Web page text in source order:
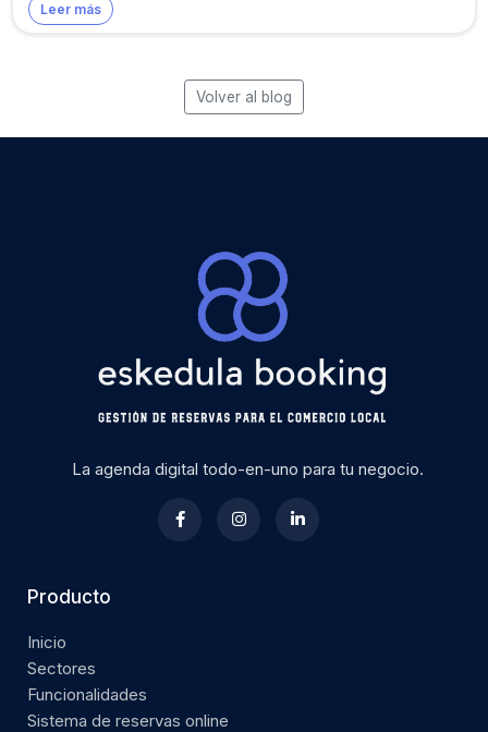
Leer más
Volver al blog
La agenda digital todo-en-uno para tu negocio.
Producto
Inicio
Sectores
Funcionalidades
Sistema de reservas online